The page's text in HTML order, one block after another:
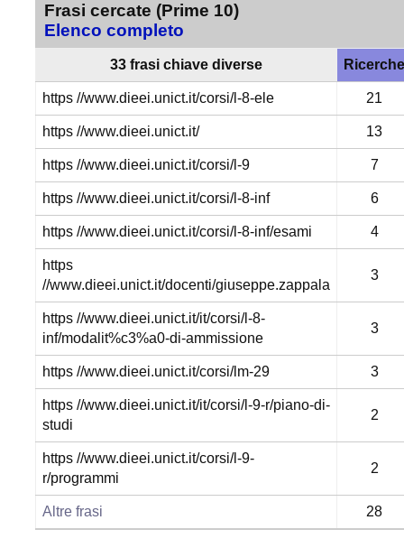
Frasi cercate (Prime 10)
Elenco completo
33 frasi chiave diverse Ricerche
https //www.dieei.unict.it/corsi/l-8-ele 21
https //www.dieei.unict.it/ 13
https //www.dieei.unict.it/corsi/l-9 7
https //www.dieei.unict.it/corsi/l-8-inf 6
https //www.dieei.unict.it/corsi/l-8-inf/esami 4
https
//www.dieei.unict.it/docenti/giuseppe.zappala
3
https //www.dieei.unict.it/it/corsi/l-8-
inf/modalit%c3%a0-di-ammissione
3
https //www.dieei.unict.it/corsi/lm-29 3
https //www.dieei.unict.it/it/corsi/l-9-r/piano-di-
studi
2
https //www.dieei.unict.it/corsi/l-9-
r/programmi
2
Altre frasi 28